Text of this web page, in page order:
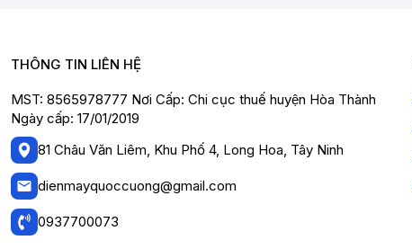
THÔNG TIN LIÊN HỆ
MST: 8565978777 Nơi Cấp: Chi cục thuế huyện Hòa Thành
Ngày cấp: 17/01/2019
81 Châu Văn Liêm, Khu Phố 4, Long Hoa, Tây Ninh
dienmayquoccuong@gmail.com
0937700073